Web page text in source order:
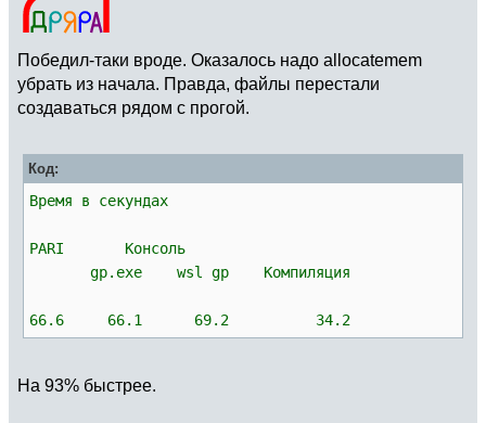
Победил-таки вроде. Оказалось надо аllocatemem
убрать из начала. Правда, файлы перестали
создаваться рядом с прогой.
Код:
Время в секундах
PARI Консоль
gp.exe wsl gp Компиляция
66.6 66.1 69.2 34.2
На 93% быстрее.